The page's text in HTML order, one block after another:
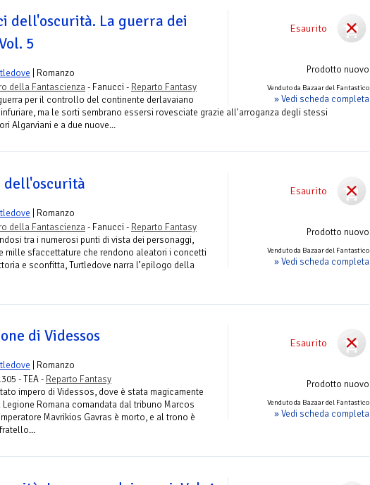
Esaurito
Prodotto nuovo
Venduto da Bazaar del Fantastico
» Vedi scheda completa
dell'oscurità. La guerra dei
5
| Romanzo
della Fantascienza- Fanucci - Reparto Fantasy
per il controllo del continente derlavaiano
ma le sorti sembrano essersi rovesciate grazie all'arroganza degli stessi
Algarviani e a due nuove...
Esaurito
Prodotto nuovo
Venduto da Bazaar del Fantastico
» Vedi scheda completa
dell'oscurità
| Romanzo
della Fantascienza- Fanucci - Reparto Fantasy
tra i numerosi punti di vista dei personaggi,
mille sfaccettature che rendono aleatori i concetti
e sconfitta, Turtledove narra l’epilogo della
Esaurito
Prodotto nuovo
Venduto da Bazaar del Fantastico
» Vedi scheda completa
di Videssos
| Romanzo
- TEA - Reparto Fantasy
impero di Videssos, dove è stata magicamente
Romana comandata dal tribuno Marcos
Mavrikios Gavras è morto, e al trono è